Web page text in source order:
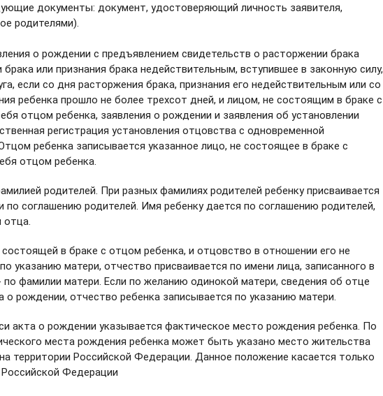
документы: документ, удостоверяющий личность заявителя,
родителями).
о рождении с предъявлением свидетельств о расторжении брака
или признания брака недействительным, вступившее в законную силу,
если со дня расторжения брака, признания его недействительным или со
ребенка прошло не более трехсот дней, и лицом, не состоящим в браке с
отцом ребенка, заявления о рождении и заявления об установлении
регистрация установления отцовства с одновременной
ребенка записывается указанное лицо, не состоящее в браке с
отцом ребенка.
родителей. При разных фамилиях родителей ребенку присваивается
соглашению родителей. Имя ребенку дается по соглашению родителей,
отца.
в браке с отцом ребенка, и отцовство в отношении его не
указанию матери, отчество присваивается по имени лица, записанного в
фамилии матери. Если по желанию одинокой матери, сведения об отце
о рождении, отчество ребенка записывается по указанию матери.
акта о рождении указывается фактическое место рождения ребенка. По
места рождения ребенка может быть указано место жительства
территории Российской Федерации. Данное положение касается только
Федерации